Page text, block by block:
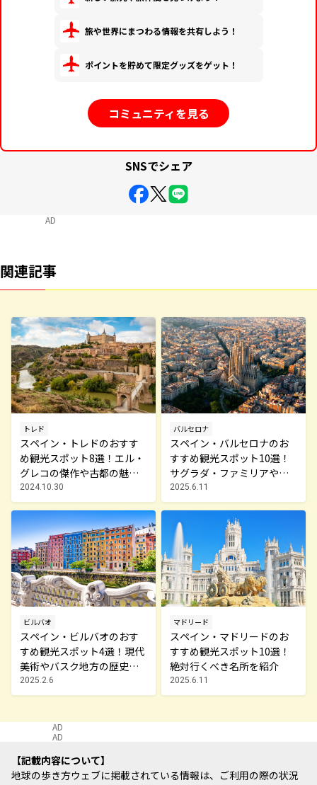
旅や世界にまつわる情報を共有しよう！
ポイントを貯めて限定グッズをゲット！
コミュニティを見る
SNSでシェア
AD
関連記事
トレド
スペイン・トレドのおすす
め観光スポット8選！エル・
グレコの傑作や古都の魅力
を満喫
2024.10.30
バルセロナ
スペイン・バルセロナのお
すすめ観光スポット10選！
サグラダ・ファミリアやグ
エル公園など独創的な世界
観を楽しむ
2025.6.11
ビルバオ
スペイン・ビルバオのおす
すめ観光スポット4選！現代
美術やバスク地方の歴史を
探訪
2025.2.6
マドリード
スペイン・マドリードのお
すすめ観光スポット10選！
絶対行くべき名所を紹介
2025.6.11
AD
AD
記載内容について
地球の歩き方ウェブに掲載されている情報は、ご利用の際の状況